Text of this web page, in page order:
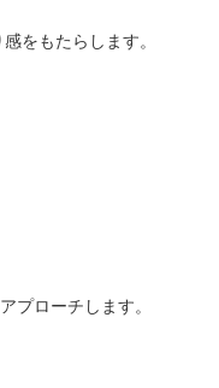
をもたらします。
ローチします。